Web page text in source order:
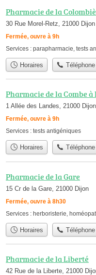
Pharmacie de la
30 Rue Morel-Retz, 21000 Dijon
Fermée, ouvre à 9h
Services : parapharmacie, tests
Horaires Téléphone
Pharmacie de la Combe à
1 Allée des Landes, 21000 Dijon
Fermée, ouvre à 9h
Services : tests antigéniques
Horaires Téléphone
Pharmacie de la Gare
15 Cr de la Gare, 21000 Dijon
Fermée, ouvre à 8h30
Services : herboristerie
Horaires Téléphone
Pharmacie de la Liberté
42 Rue de la Liberte, 21000